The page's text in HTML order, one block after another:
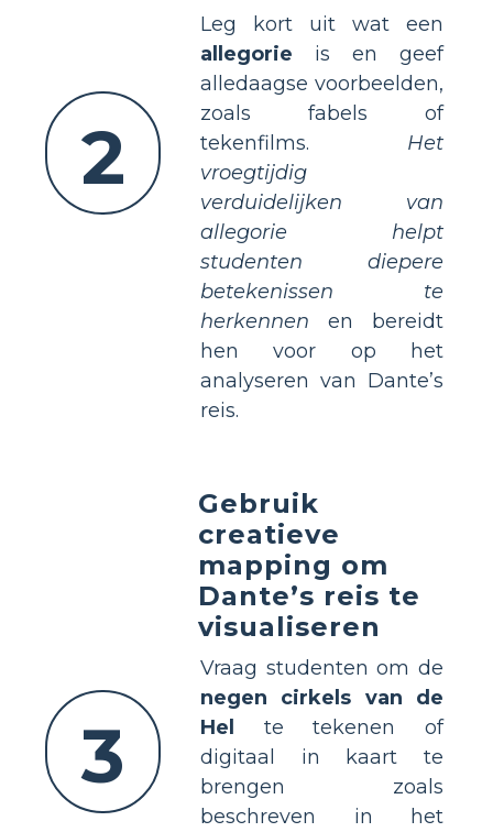
2
Leg kort uit wat een
allegorie is en geef
alledaagse voorbeelden,
zoals fabels of
tekenfilms. Het
vroegtijdig
verduidelijken van
allegorie helpt
studenten diepere
betekenissen te
herkennen en bereidt
hen voor op het
analyseren van Dante’s
reis.
3
Gebruik
creatieve
mapping om
Dante’s reis te
visualiseren
Vraag studenten om de
negen cirkels van de
Hel
te tekenen of
digitaal in kaart te
brengen zoals
beschreven in het